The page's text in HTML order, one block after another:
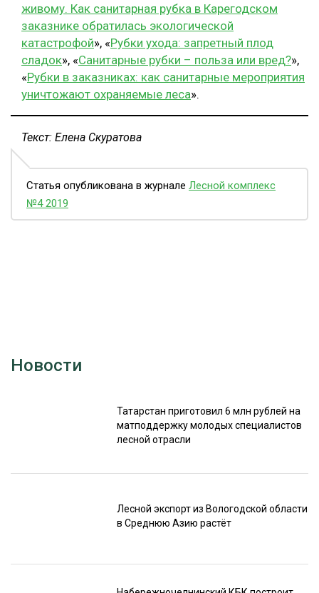
живому. Как санитарная рубка в Карегодском
заказнике обратилась экологической
катастрофой», «Рубки ухода: запретный плод
сладок», «Санитарные рубки – польза или вред?»,
«Рубки в заказниках: как санитарные мероприятия
уничтожают охраняемые леса».
Текст: Елена Скуратова
Статья опубликована в журнале Лесной комплекс
№4 2019
Новости
Татарстан приготовил 6 млн рублей на
матподдержку молодых специалистов
лесной отрасли
Лесной экспорт из Вологодской области
в Среднюю Азию растёт